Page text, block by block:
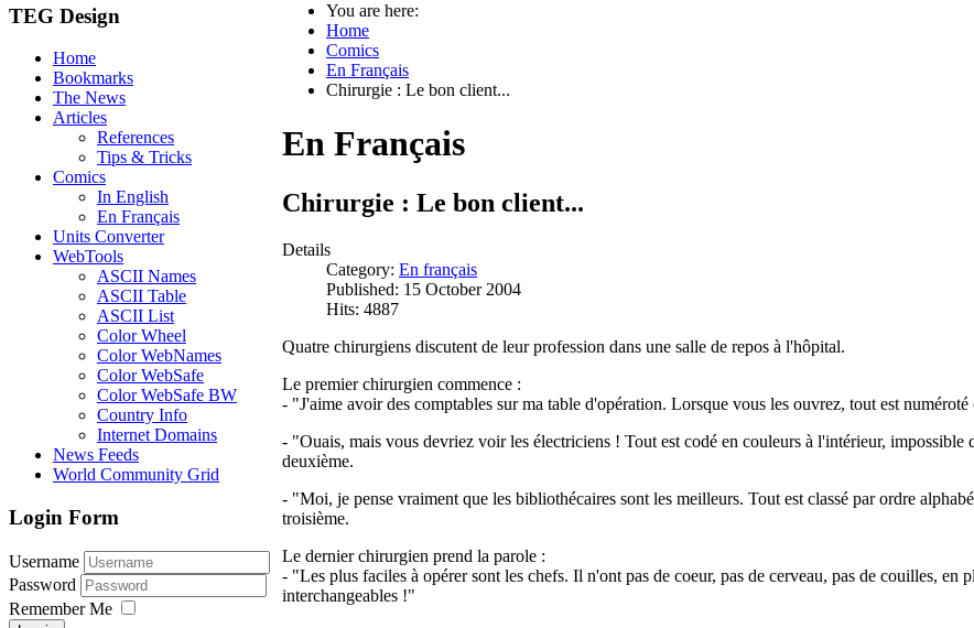
TEG Design
Home
Bookmarks
The News
Articles
References
Tips & Tricks
Comics
In English
En Français
Units Converter
WebTools
ASCII Names
ASCII Table
ASCII List
Color Wheel
Color WebNames
Color WebSafe
Color WebSafe BW
Country Info
Internet Domains
News Feeds
World Community Grid
Login Form
Username
Password
Remember Me
You are here:
Home
Comics
En Français
Chirurgie : Le bon client...
En Français
Chirurgie : Le bon client...
Details
Category: En français
Published: 15 October 2004
Hits: 4887
Quatre chirurgiens discutent de leur profession dans une salle de repos à l'hôpital.
Le premier chirurgien commence :
- "J'aime avoir des comptables sur ma table d'opération. Lorsque vous les ouvrez, tout est
- "Ouais, mais vous devriez voir les électriciens ! Tout est codé en couleurs à l'intérieur, impossible
deuxième.
- "Moi, je pense vraiment que les bibliothécaires sont les meilleurs. Tout est classé par ordre
troisième.
Le dernier chirurgien prend la parole :
- "Les plus faciles à opérer sont les chefs. Il n'ont pas de coeur, pas de cerveau, pas de couilles, en
interchangeables !"